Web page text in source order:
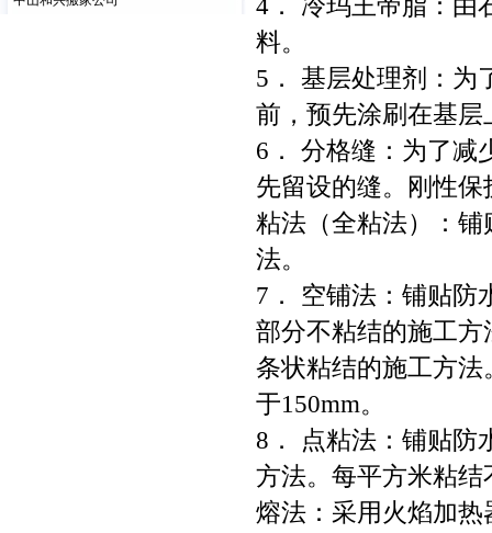
料。
5． 基层处理剂：为
前，预先涂刷在基
6． 分格缝：为了减
先留设的缝。刚性
粘法（全粘法）：
法。
7． 空铺法：铺贴防
部分不粘结的施工
条状粘结的施工方
于150mm。
8． 点粘法：铺贴防
方法。每平方米粘结
熔法：采用火焰加